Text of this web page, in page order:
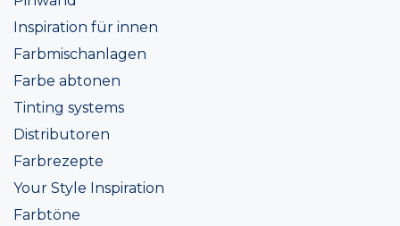
Inspiration für innen
Farbmischanlagen
Farbe abtonen
Tinting systems
Distributoren
Farbrezepte
Your Style Inspiration
Farbtöne